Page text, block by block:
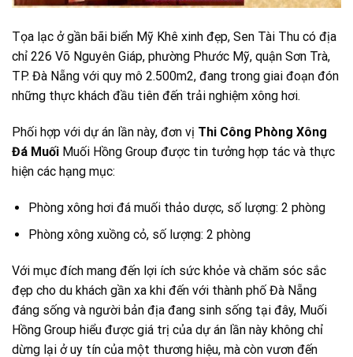
Tọa lạc ở gần bãi biển Mỹ Khê xinh đẹp, Sen Tài Thu có địa
chỉ 226 Võ Nguyên Giáp, phường Phước Mỹ, quận Sơn Trà,
TP. Đà Nẵng với quy mô 2.500m2, đang trong giai đoạn đón
những thực khách đầu tiên đến trải nghiệm xông hơi.
Phối hợp với dự án lần này, đơn vị Thi Công Phòng Xông
Đá Muối Muối Hồng Group được tin tưởng hợp tác và thực
hiện các hạng mục:
Phòng xông hơi đá muối thảo dược, số lượng: 2 phòng
Phòng xông xuồng cỏ, số lượng: 2 phòng
Với mục đích mang đến lợi ích sức khỏe và chăm sóc sắc
đẹp cho du khách gần xa khi đến với thành phố Đà Nẵng
đáng sống và người bản địa đang sinh sống tại đây, Muối
Hồng Group hiểu được giá trị của dự án lần này không chỉ
dừng lại ở uy tín của một thương hiệu, mà còn vươn đến